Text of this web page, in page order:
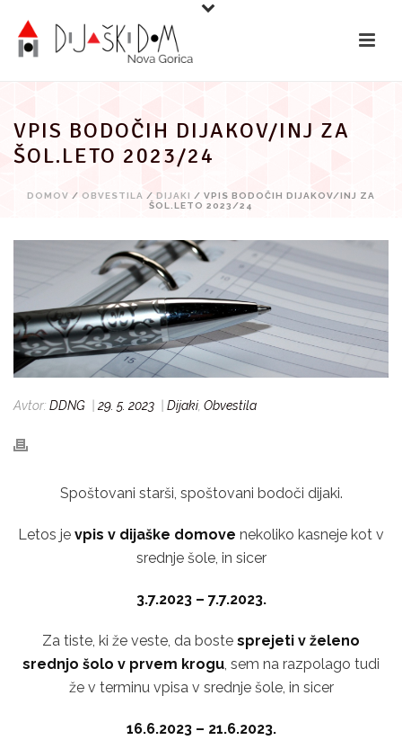
vsebino
VPIS BODOČIH DIJAKOV/INJ ZA
ŠOL.LETO 2023/24
DOMOV / OBVESTILA / DIJAKI / VPIS BODOČIH DIJAKOV/INJ ZA
ŠOL.LETO 2023/24
Avtor: DDNG 29. 5. 2023 Dijaki, Obvestila
Spoštovani starši, spoštovani bodoči dijaki.
Letos je vpis v dijaške domove nekoliko kasneje kot v
srednje šole, in sicer
3.7.2023 – 7.7.2023.
Za tiste, ki že veste, da boste sprejeti v želeno
srednjo šolo v prvem krogu , sem na razpolago tudi
že v terminu vpisa v srednje šole, in sicer
16.6.2023 – 21.6.2023.